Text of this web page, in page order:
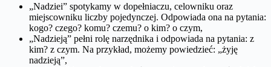
„Nadziei” spotykamy w dopełniaczu, celowniku oraz
miejscowniku liczby pojedynczej. Odpowiada ona na pytania:
kogo? czego? komu? czemu? o kim? o czym,
„Nadzieją” pełni rolę narzędnika i odpowiada na pytania: z
kim? z czym. Na przykład, możemy powiedzieć: „żyję
nadzieją”,